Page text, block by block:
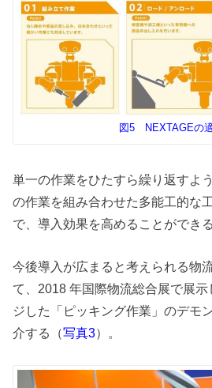
図5 NEXTAGEの
単一の作業をひたすら繰り返すよ
の作業を組み合わせた多能工的な
で、導入効果を高めることができる
今後導入が広まると考えられる物
て、2018 年国際物流総合展で展
ジした「ピッキング作業」のデモ
介する（写真3）。